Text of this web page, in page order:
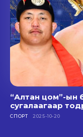
“Алтан цом”-ын
сугалаагаар
СПОРТ 2025-10-20